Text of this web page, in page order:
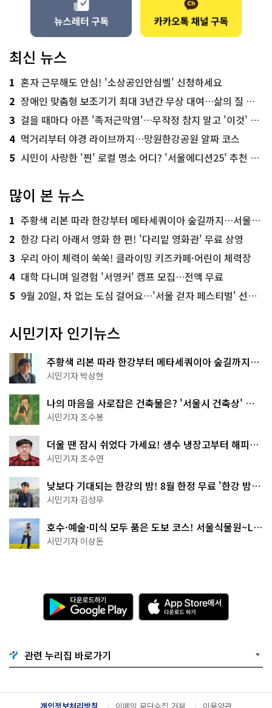
최신 뉴스
1 혼자 근무해도 안심! '소상공인안심벨' 신청하세요
2 장애인 맞춤형 보조기기 최대 3년간 무상 대여…삶의 질 높인다
3 걸을 때마다 아픈 '족저근막염'…무작정 참지 말고 '이것' 해보세요!
4 먹거리부터 야경 라이브까지…망원한강공원 알짜 코스
5 시민이 사랑한 '찐' 로컬 명소 어디? '서울에디션25' 추천 코스
많이 본 뉴스
1 주황색 리본 따라 한강부터 메타세쿼이아 숲길까지…서울둘레길 15코스
2 한강 다리 아래서 영화 한 편! '다리밑 영화관' 무료 상영
3 우리 아이 체력이 쑥쑥! 클라이밍 키즈카페·어린이 체력장
4 대학 다니며 일경험 '서영커' 캠프 모집…전액 무료
5 9월 20일, 차 없는 도심 걸어요…'서울 걷자 페스티벌' 선착순 5천명
시민기자 인기뉴스
주황색 리본 따라 한강부터 메타세쿼이아 숲길까지…
서울둘레길 15코스
시민기자 박상현
나의 마음을 사로잡은 건축물은? '서울시 건축상' 수
상작 공개!
시민기자 조수봉
더울 땐 잠시 쉬었다 가세요! 생수 냉장고부터 해피소
·무더위쉼터까지
시민기자 조수연
낮보다 기대되는 한강의 밤! 8월 한정 무료 '한강 밤
핑' 예약은?
시민기자 김성무
호수·예술·미식 모두 품은 도보 코스! 서울식물원~LG
아트센터~마곡테라스거리
시민기자 이상돈
다
운
로
기
G
o
g
l
A
p
p
e
서
다
관련 누리집 바로가기
개인정보처리방침 이메일 무단수집 거부 이용약관